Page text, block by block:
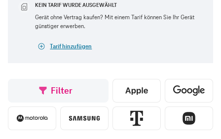
KEIN TARIF WURDE AUSGEWÄHLT
Gerät ohne Vertrag kaufen? Mit einem Tarif können Sie Ihr Gerät
günstiger erwerben.
Tarif hinzufügen
Filter